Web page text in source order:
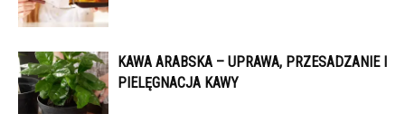
KAWA ARABSKA – UPRAWA, PRZESADZANIE I
PIELĘGNACJA KAWY